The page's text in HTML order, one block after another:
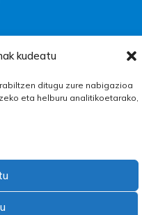
kudeatu
ditugu zure nabigazioa
eta helburu analitikoetarako,
Postontzi etikoa